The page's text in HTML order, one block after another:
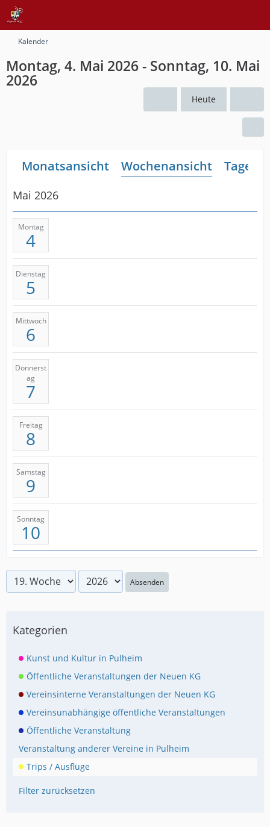
Kalender
Montag, 4. Mai 2026 - Sonntag, 10. Mai
2026
Heute
Monatsansicht Wochenansicht
Mai 2026
Montag
4
Dienstag
5
Mittwoch
6
Donnerst
ag
7
Freitag
8
Samstag
9
Sonntag
10
Absenden
Kategorien
Kunst und Kultur in Pulheim
Öffentliche Veranstaltungen der Neuen KG
Vereinsinterne Veranstaltungen der Neuen KG
Vereinsunabhängige öffentliche Veranstaltungen
Öffentliche Veranstaltung
Veranstaltung anderer Vereine in Pulheim
Trips / Ausflüge
Filter zurücksetzen